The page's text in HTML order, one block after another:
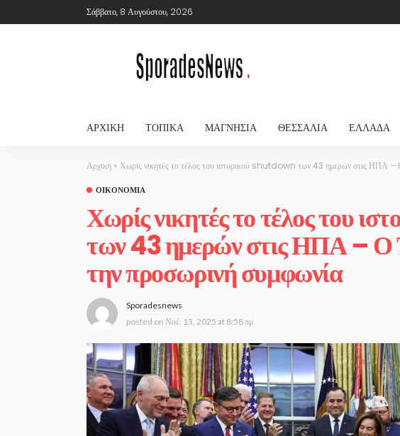
Σάββατο, 8 Αυγούστου, 2026
ΑΡΧΙΚΉ ΤΟΠΙΚΆ ΜΑΓΝΗΣΊΑ ΘΕΣΣΑΛΊΑ ΕΛΛΆΔΑ
Αρχική » Χωρίς νικητές το τέλος του ιστορικού shutdown των 43 ημερών στις ΗΠΑ –
ΟΙΚΟΝΟΜΊΑ
Χωρίς νικητές το τέλος του
των 43 ημερών στις ΗΠΑ – Ο
την προσωρινή συμφωνία
Sporadesnews
posted on Νοέ. 13, 2025 at 8:58 πμ